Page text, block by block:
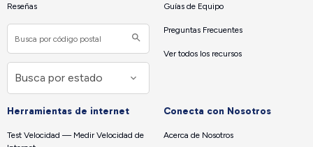
Reseñas Guías de Equipo
Preguntas Frecuentes
Ver todos los recursos
Herramientas de internet
Test Velocidad — Medir Velocidad de
Conecta con Nosotros
Acerca de Nosotros